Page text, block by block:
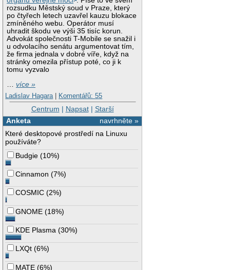
rozsudku Městský soud v Praze, který
po čtyřech letech uzavřel kauzu blokace
zmíněného webu. Operátor musí
uhradit škodu ve výši 35 tisíc korun.
Advokát společnosti T-Mobile se snažil i
u odvolacího senátu argumentovat tím,
že firma jednala v dobré víře, když na
stránky omezila přístup poté, co ji k
tomu vyzvalo
…více »
Ladislav Hagara | Komentářů: 55
Centrum | Napsat| Starší
navrhněte »
Anketa
Které desktopové prostředí na Linuxu
používáte?
Budgie (10%)
Cinnamon (7%)
COSMIC (2%)
GNOME (18%)
KDE Plasma (30%)
LXQt (6%)
MATE (6%)